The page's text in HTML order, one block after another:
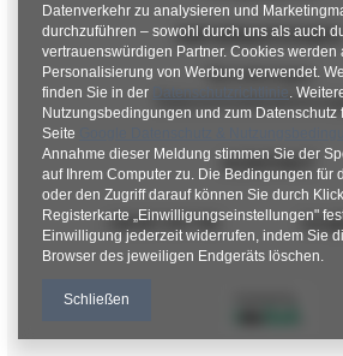
INFORMATIONEN
Verordnungen
KONTAKT
+48 601 547 740
Datenverkehr zu analysieren und
durchzuführen – sowohl durch uns als auch
vertrauenswürdigen Partner. Cookies werden
Personalisierung von Werbung verwendet.
finden Sie in der
Datenschutzrichtlinie.
Nutzungsbedingungen und zum Datenschutz
Seite
Annahme dieser Meldung stimmen Sie der
auf Ihrem Computer zu. Die Bedingungen für
oder den Zugriff darauf können Sie durch
Registerkarte „Einwilligungseinstellungen"
Einwilligung jederzeit widerrufen, indem Sie
Browser des jeweiligen Endgeräts löschen.
Schließen